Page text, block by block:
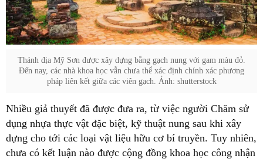
Thánh địa Mỹ Sơn được xây dựng bằng gạch nung với gam màu đỏ.
Đến nay, các nhà khoa học vẫn chưa thể xác định chính xác phương
pháp liên kết giữa các viên gạch. Ảnh: shutterstock
Nhiều giả thuyết đã được đưa ra, từ việc người Chăm sử
dụng nhựa thực vật đặc biệt, kỹ thuật nung sau khi xây
dựng cho tới các loại vật liệu hữu cơ bí truyền. Tuy nhiên,
chưa có kết luận nào được cộng đồng khoa học công nhận